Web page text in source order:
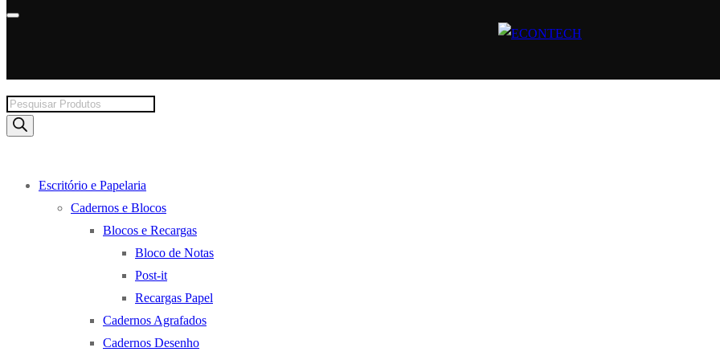
Products
search
Escritório e Papelaria
Cadernos e Blocos
Blocos e Recargas
Bloco de Notas
Post-it
Recargas Papel
Cadernos Agrafados
Cadernos Desenho